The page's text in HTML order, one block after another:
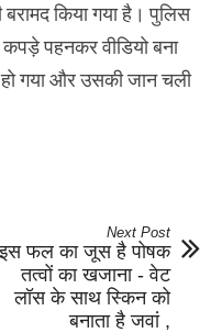
किया गया है। पुलिस
पहनकर वीडियो बना
हो गया और उसकी जान चली
Next Post
इस फल का जूस है पोषक
तत्वों का खजाना - वेट
लॉस के साथ स्किन को
बनाता है जवां ,